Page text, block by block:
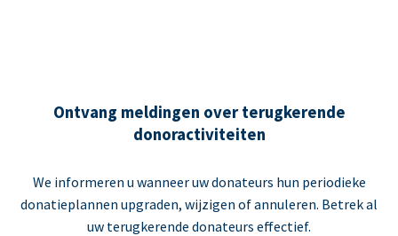
Ontvang meldingen over terugkerende
donoractiviteiten
We informeren u wanneer uw donateurs hun periodieke
donatieplannen upgraden, wijzigen of annuleren. Betrek al
uw terugkerende donateurs effectief.